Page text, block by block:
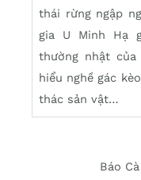
thái rừng ngập
gia U Minh Hạ
thường nhật
hiểu nghề gác
thác sản vật…
Báo